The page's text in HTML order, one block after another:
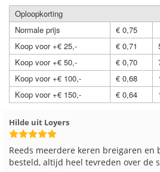
Oploopkorting
Normale prijs
€ 0,75
Koop voor +€ 25,-
€ 0,71
Koop voor +€ 50,-
€ 0,70
Koop voor +€ 100,-
€ 0,68
Koop voor +€ 150,-
€ 0,64
Loes uit EMMELOORD
Snelle levering en keurig verpakt.